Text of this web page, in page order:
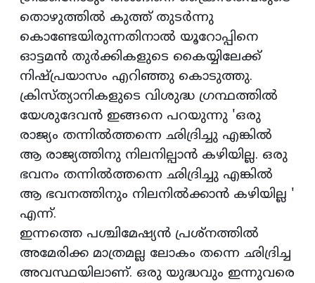
തൊഴുത്തില്‍ കുത്ത് തുടര്‍ന്നു
കൊണ്ടേയിരുന്നതിനാല്‍ യൂറോപ്പിനെ
ഓട്ടമന്‍ തുര്‍ക്കികളുടെ കൈയ്യിലേക്ക്
നിഷ്പ്രയാസം എറിഞ്ഞു കൊടുത്തു.
ക്രിസ്ത്യാനികളുടെ വിശുദ്ധ ഗ്രന്ഥത്തില്‍
യേശുദേവന്‍ ഇങ്ങനെ പറയുന്നു 'ഒരു
രാജ്യം തന്നില്‍ത്തന്നെ ഛിദ്രിച്ചു എങ്കില്‍
ആ രാജ്യത്തിനു നിലനില്പാന്‍ കഴിയില്ല. ഒരു
ഭവനം തന്നില്‍ത്തന്നെ ഛിദ്രിച്ചു എങ്കില്‍
ആ ഭവനത്തിനും നിലനില്‍ക്കാന്‍ കഴിയില്ല '
എന്ന്.
ഇന്നത്തെ പശ്ചിമേഷ്യന്‍ പ്രശ്‌നത്തില്‍
അമേരിക്ക മാത്രമല്ല ലോകം തന്നെ ഛിദ്രിച്ച
അവസ്ഥയിലാണ്. ഒരു യുദ്ധവും ഇന്നുവരെ